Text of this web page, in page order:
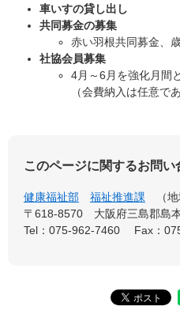
車いすの貸し出し
共同募金の募集
赤い羽根共同募金、
社協会員募集
4月～6月を強化月間
（会費納入は任意で
このページに関するお問い
健康福祉部 福祉推進課
〒618-8570
大阪府三島郡島
Tel：075-962-7460
Fax：